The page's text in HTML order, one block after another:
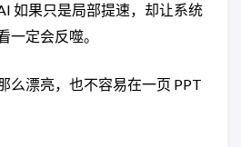
如果只是局部提速，却让系统
一定会反噬。
么漂亮，也不容易在一页 PPT